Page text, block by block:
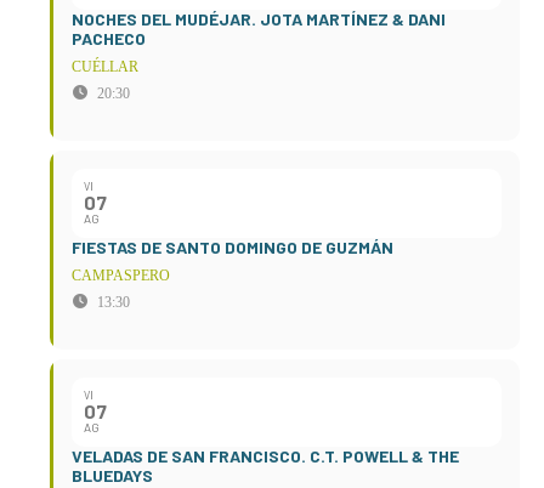
NOCHES DEL MUDÉJAR. JOTA MARTÍNEZ & DANI
PACHECO
CUÉLLAR
20:30
VI
07
AG
FIESTAS DE SANTO DOMINGO DE GUZMÁN
CAMPASPERO
13:30
VI
07
AG
VELADAS DE SAN FRANCISCO. C.T. POWELL & THE
BLUEDAYS